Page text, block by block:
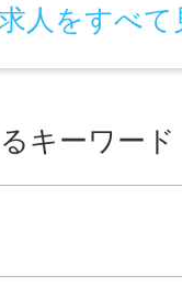
お探しの方も歓
人をすべて
キーワード